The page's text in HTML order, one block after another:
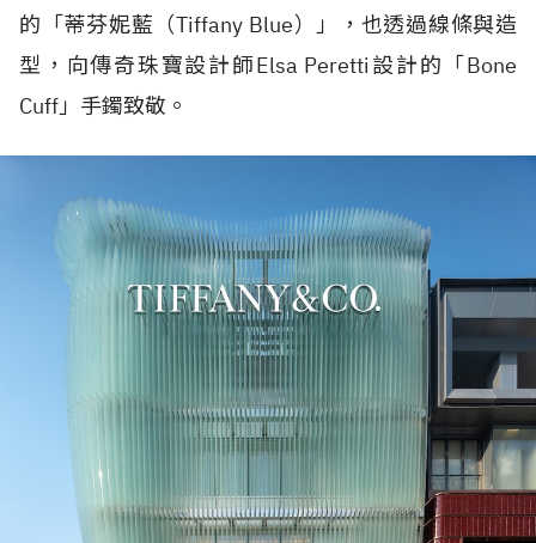
的「蒂芬妮藍（Tiffany Blue）」，也透過線條與造
型，向傳奇珠寶設計師Elsa Peretti 設計的「Bone
Cuff」手鐲致敬。